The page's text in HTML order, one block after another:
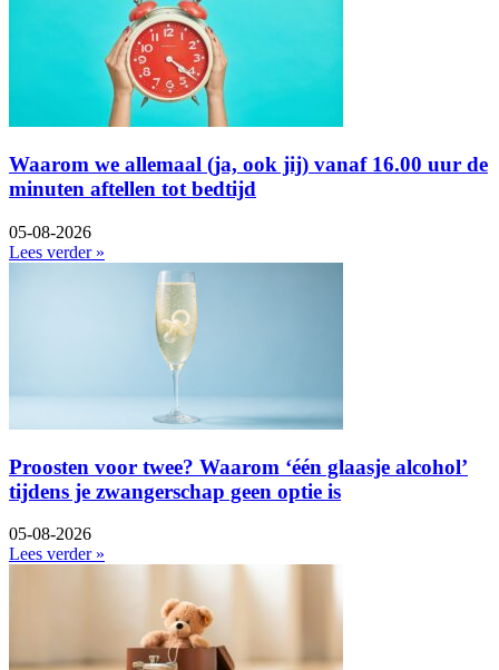
Waarom we allemaal (ja, ook jij) vanaf 16.00 uur de
minuten aftellen tot bedtijd
05-08-2026
Lees verder »
Proosten voor twee? Waarom ‘één glaasje alcohol’
tijdens je zwangerschap geen optie is
05-08-2026
Lees verder »